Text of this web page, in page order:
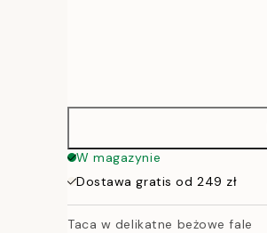
W magazynie
Dostawa gratis od 249 zł
Taca w delikatne beżowe fale